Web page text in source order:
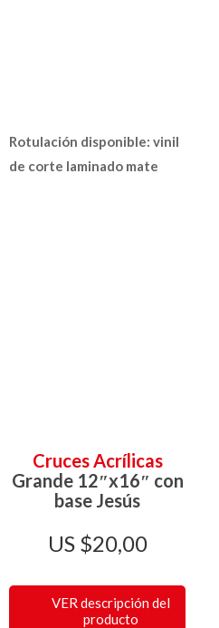
Rotulación disponible: vinil
de corte laminado mate
Cruces Acrílicas
Grande 12″x16″ con
base Jesús
$20,00
VER descripción del
producto